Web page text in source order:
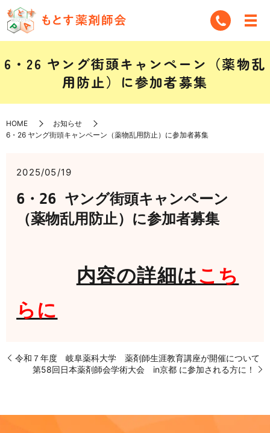
6・26 ヤング街頭キャンペーン（薬物乱
用防止）に参加者募集
HOME
お知らせ
6・26 ヤング街頭キャンペーン（薬物乱用防止）に参加者募集
2025/05/19
6・26 ヤング街頭キャンペーン
（薬物乱用防止）に参加者募集
内容の詳細はこち
らに
令和７年度 岐阜薬科大学 薬剤師生涯教育講座が開催について
第58回日本薬剤師会学術大会 in京都 に参加される方に！